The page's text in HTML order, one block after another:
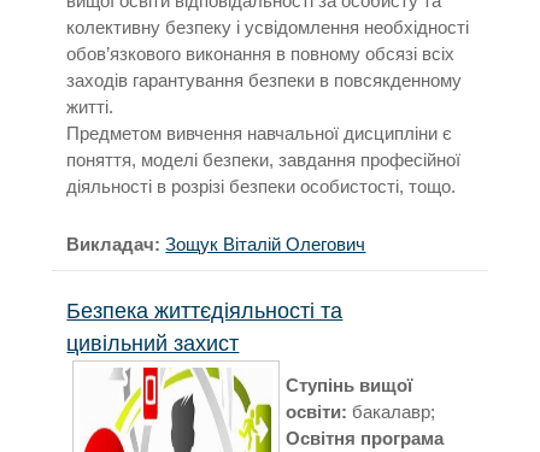
колективну безпеку і усвідомлення необхідності
обов’язкового виконання в повному обсязі всіх
заходів гарантування безпеки в повсякденному
житті.
Предметом вивчення навчальної дисципліни є
поняття, моделі безпеки, завдання професійної
діяльності в розрізі безпеки особистості, тощо.
Викладач:Зощук Віталій Олегович
Безпека життєдіяльності та
цивільний захист
Ступінь вищої
освіти: бакалавр;
Освітня програма